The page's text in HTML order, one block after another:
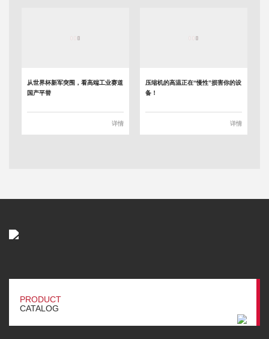
从世界杯新军突围，看高端工业赛道
国产平替
详情
压缩机的高温正在“慢性”损害你的设
备！
详情
PRODUCT
CATALOG